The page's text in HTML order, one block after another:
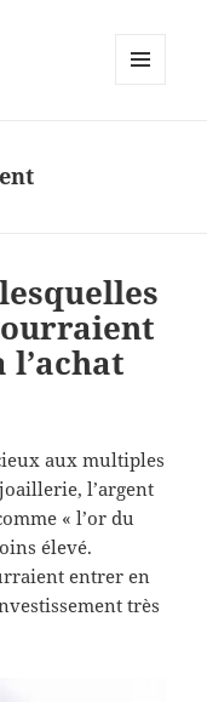
aux multiples
l’argent
« l’or du
élevé.
entrer en
très